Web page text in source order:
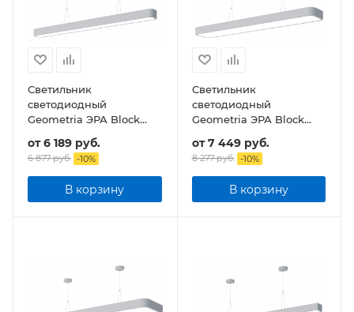
Светильник
светодиодный
Geometria ЭРА Block
4000К 2700Лм IP40
1200*100*60 подвесной
от6 189 руб.
6 877 руб. -10%
В корзину
Светильник
светодиодный
Geometria ЭРА Block
40Вт 4000К 4500Лм
IP40 1200*200*60
подвесной
от7 449 руб.
8 277 руб. -10%
В корзину